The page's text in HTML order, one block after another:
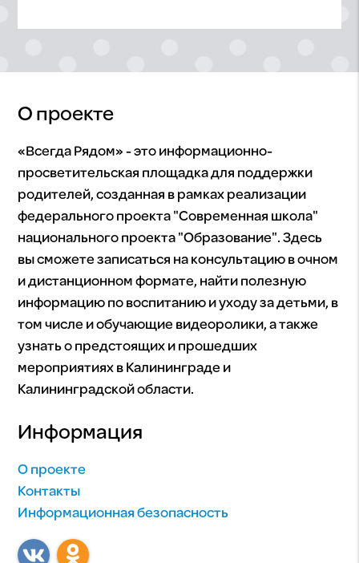
О проекте
«Всегда Рядом» - это информационно-
просветительская площадка для поддержки
родителей, созданная в рамках реализации
федерального проекта "Современная школа"
национального проекта "Образование". Здесь
вы сможете записаться на консультацию в очном
и дистанционном формате, найти полезную
информацию по воспитанию и уходу за детьми, в
том числе и обучающие видеоролики, а также
узнать о предстоящих и прошедших
мероприятиях в Калининграде и
Калининградской области.
Информация
О проекте
Контакты
Информационная безопасность